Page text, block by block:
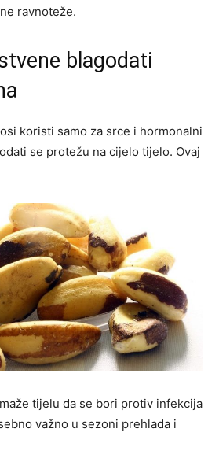
ravnoteže.
blagodati
koristi samo za srce i hormonalni
se protežu na cijelo tijelo. Ovaj
tijelu da se bori protiv infekcija
važno u sezoni prehlada i